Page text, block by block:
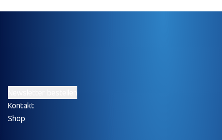
Kontakt
Shop